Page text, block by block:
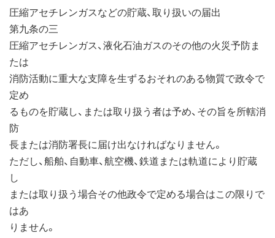
圧縮アセチレンガスなどの貯蔵、取り扱いの届出
第九条の三
圧縮アセチレンガス、液化石油ガスのその他の火災予防ま
たは
消防活動に重大な支障を生ずるおそれのある物質で政令で
定め
るものを貯蔵し、または取り扱う者は予め、その旨を所轄消
防
長または消防署長に届け出なければなりません。
ただし、船舶、自動車、航空機、鉄道または軌道により貯蔵
し
または取り扱う場合その他政令で定める場合はこの限りで
はあ
りません。